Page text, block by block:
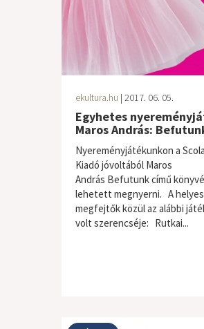
ekultura.hu | 2017. 06. 05.
Egyhetes
Maros András:
Nyereményjátékunkon a
Kiadó jóvoltából Maros
András Befutunk című
lehetett megnyerni. A helyes
megfejtők közül az alábbi
volt szerencséje: Rutkai...